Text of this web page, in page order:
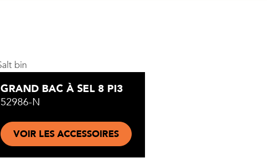
GRAND BAC À SEL 8 PI3
52986-N
VOIR LES ACCESSOIRES